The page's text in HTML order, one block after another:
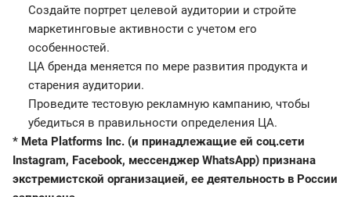
Создайте портрет целевой аудитории и стройте
маркетинговые активности с учетом его
особенностей.
ЦА бренда меняется по мере развития продукта и
старения аудитории.
Проведите тестовую рекламную кампанию, чтобы
убедиться в правильности определения ЦА.
* Meta Platforms Inc. (и принадлежащие ей соц.сети
Instagram, Facebook, мессенджер WhatsApp) признана
экстремистской организацией, ее деятельность в России